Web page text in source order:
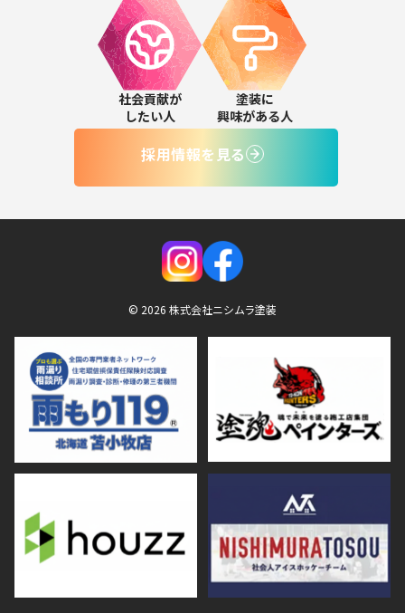
社会貢献が
したい人
塗装に
興味がある人
採用情報を見る
© 2026 株式会社ニシムラ塗装